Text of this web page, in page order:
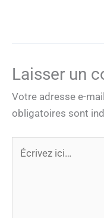
Laisser un
Votre adresse e-
obligatoires sont